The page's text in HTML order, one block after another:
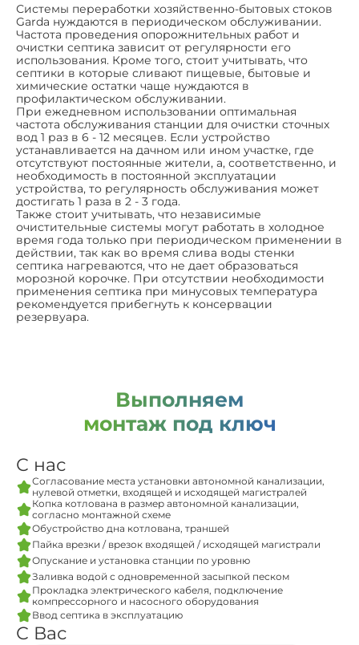
Системы переработки хозяйственно-бытовых стоков
Garda нуждаются в периодическом обслуживании.
Частота проведения опорожнительных работ и
очистки септика зависит от регулярности его
использования. Кроме того, стоит учитывать, что
септики в которые сливают пищевые, бытовые и
химические остатки чаще нуждаются в
профилактическом обслуживании.
При ежедневном использовании оптимальная
частота обслуживания станции для очистки сточных
вод 1 раз в 6 - 12 месяцев. Если устройство
устанавливается на дачном или ином участке, где
отсутствуют постоянные жители, а, соответственно, и
необходимость в постоянной эксплуатации
устройства, то регулярность обслуживания может
достигать 1 раза в 2 - 3 года.
Также стоит учитывать, что независимые
очистительные системы могут работать в холодное
время года только при периодическом применении в
действии, так как во время слива воды стенки
септика нагреваются, что не дает образоваться
морозной корочке. При отсутствии необходимости
применения септика при минусовых температура
рекомендуется прибегнуть к консервации
резервуара.
Выполняем
монтаж под ключ
С нас
Согласование места установки автономной канализации,
нулевой отметки, входящей и исходящей магистралей
Копка котлована в размер автономной канализации,
согласно монтажной схеме
Обустройство дна котлована, траншей
Пайка врезки / врезок входящей / исходящей магистрали
Опускание и установка станции по уровню
Заливка водой с одновременной засыпкой песком
Прокладка электрического кабеля, подключение
компрессорного и насосного оборудования
Ввод септика в эксплуатацию
С Вас